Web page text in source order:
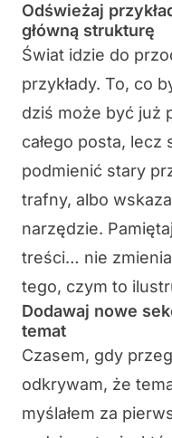
Odświeżaj
główną strukturę
Świat idzie do
przykłady. To, co
dziś może być już
całego posta,
podmienić stary
trafny, albo
narzędzie.
treści… nie
tego, czym to
Dodawaj nowe
temat
Czasem, gdy
odkrywam, że
myślałem za